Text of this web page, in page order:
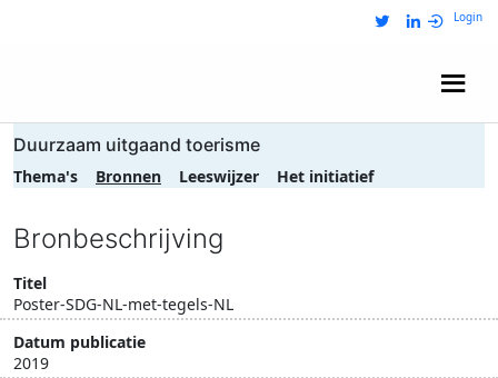
Login
Duurzaam uitgaand toerisme
Thema's Bronnen Leeswijzer Het initiatief
Bronbeschrijving
Titel
Poster-SDG-NL-met-tegels-NL
Datum publicatie
2019